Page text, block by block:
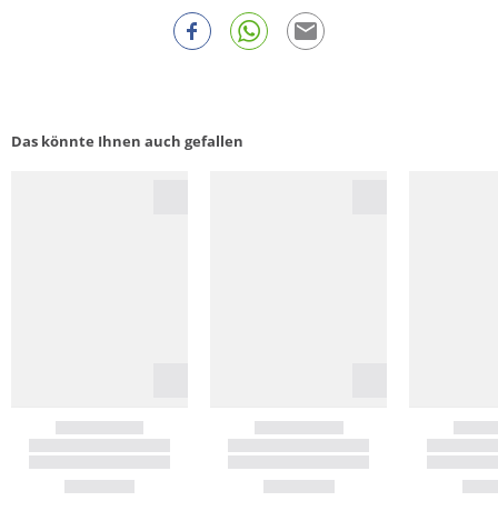
Das könnte Ihnen auch gefallen